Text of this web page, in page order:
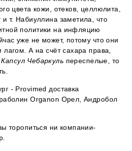
цвета кожи, отеков, целлюлита,
т. Набиуллина заметила, что
политики на инфляцию
уже не может, потому что они
лагом. А на счёт сахара права,
Чебаркуль переспелые, то
- Provimed доставка
Organon Орел, Андробол
торопиться ни компании-